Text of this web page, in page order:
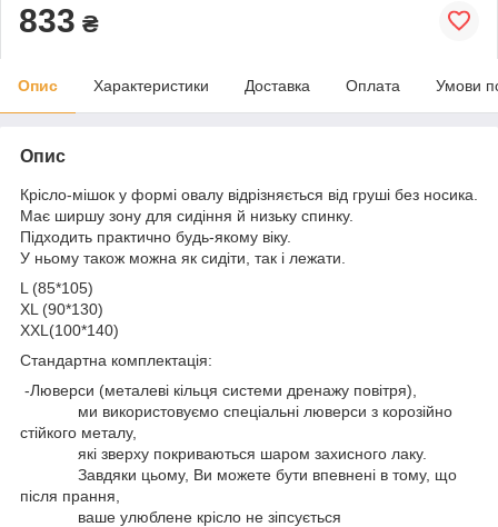
833 ₴
Опис Характеристики Доставка Оплата Умови
Опис
Крісло-мішок у формі овалу відрізняється від груші без носика.
Має ширшу зону для сидіння й низьку спинку.
Підходить практично будь-якому віку.
У ньому також можна як сидіти, так і лежати.
L (85*105)
XL (90*130)
XXL(100*140)
Стандартна комплектація:
-Люверси (металеві кільця системи дренажу повітря),
ми використовуємо спеціальні люверси з корозійно
стійкого металу,
які зверху покриваються шаром захисного лаку.
Завдяки цьому, Ви можете бути впевнені в тому, що
після прання,
ваше улюблене крісло не зіпсується